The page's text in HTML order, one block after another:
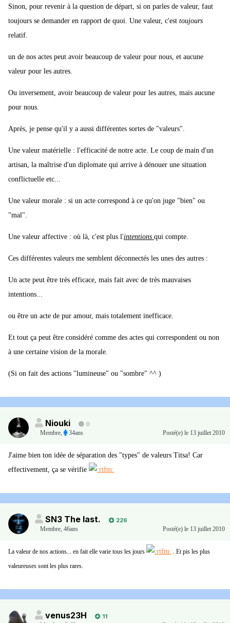
Sinon, pour revenir à la question de départ, si on parles de valeur, faut
toujours se demander en rapport de quoi. Une valeur, c'est toujours
relatif.
un de nos actes peut avoir beaucoup de valeur pour nous, et aucune
valeur pour les autres.
Ou inversement, avoir beaucoup de valeur pour les autres, mais aucune
pour nous.
Après, je pense qu'il y a aussi différentes sortes de "valeurs".
Une valeur matérielle : l'efficacité de notre acte. Le coup de main d'un
artisan, la maîtrise d'un diplomate qui arrive à dénouer une situation
conflictuelle etc...
Une valeur morale : si un acte correspond à ce qu'on juge "bien" ou
"mal".
Une valeur affective : où là, c'est plus l'intentions qui compte.
Ces différentes valeurs me semblent déconnectés les unes des autres :
Un acte peut être très efficace, mais fait avec de très mauvaises
intentions...
ou être un acte de pur amour, mais totalement inefficace.
Et tout ça peut être considéré comme des actes qui correspondent ou non
à une certaine vision de la morale.
(Si on fait des actions "lumineuse" ou "sombre" ^^ )
Niouki
0
Membre
34ans Posté(e) le 13 juillet 2010
J'aime bien ton idée de séparation des "types" de valeurs Titsa! Car
effectivement, ça se vérifie
SN3 The last.
226
Membre 46ans Posté(e) le 13 juillet 2010
La valeur de nos actions... en fait elle varie tous les jours . Et pis les plus
valeureuses sont les plus rares.
venus23H
11